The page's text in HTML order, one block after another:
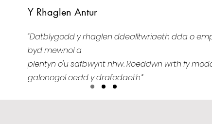
Y Rhaglen Antur
“Datblygodd y rhaglen ddealltwriaeth dda o
byd mewnol a
plentyn o'u safbwynt nhw. Roeddwn wrth fy
galonogol oedd y drafodaeth.”